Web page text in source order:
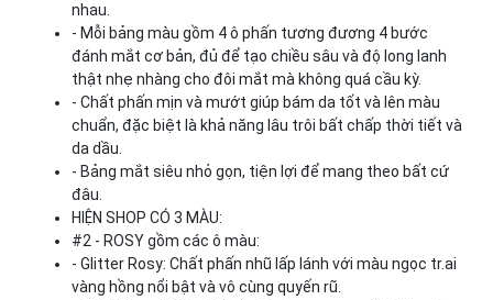
nhau.
- Mỗi bảng màu gồm 4 ô phấn tương đương 4 bước
đánh mắt cơ bản, đủ để tạo chiều sâu và độ long lanh
thật nhẹ nhàng cho đôi mắt mà không quá cầu kỳ.
- Chất phấn mịn và mướt giúp bám da tốt và lên màu
chuẩn, đặc biệt là khả năng lâu trôi bất chấp thời tiết và
da dầu.
- Bảng mắt siêu nhỏ gọn, tiện lợi để mang theo bất cứ
đâu.
HIỆN SHOP CÓ 3 MÀU:
#2 - ROSY gồm các ô màu:
- Glitter Rosy: Chất phấn nhũ lấp lánh với màu ngọc tr.ai
vàng hồng nổi bật và vô cùng quyến rũ.